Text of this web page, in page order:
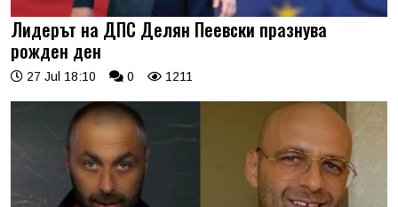
Лидерът на ДПС Делян Пеевски празнува
рожден ден
27 Jul 18:10 0 1211